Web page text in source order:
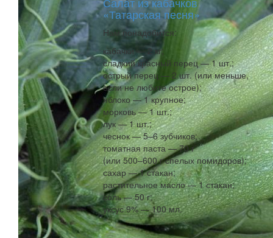
«Татарская песня»
Нам понадобится:
кабачки — 2 кг;
сладкий красный перец — 1 шт.;
острый перец — 2 шт. (или меньше,
если не любите острое);
яблоко — 1 крупное;
морковь — 1 шт.;
лук — 1 шт.;
чеснок — 5–6 зубчиков;
томатная паста — 70 г
(или 500–600 г спелых помидоров);
сахар — 1 стакан;
растительное масло — 1 стакан;
соль — 50 г;
уксус 9% — 100 мл.